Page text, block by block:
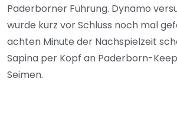
Paderborner Führung. Dynamo
wurde kurz vor Schluss noch mal
achten Minute der Nachspielzeit
Sapina per Kopf an Paderborn-
Seimen.